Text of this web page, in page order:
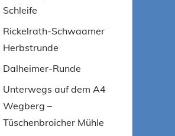
Schleife
Rickelrath-Schwaamer
Herbstrunde
Dalheimer-Runde
Unterwegs auf dem A4
Wegberg –
Tüschenbroicher Mühle